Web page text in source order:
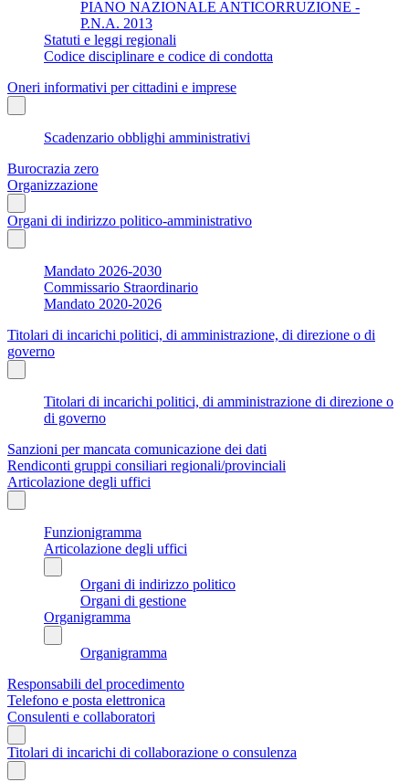
PIANO NAZIONALE ANTICORRUZIONE -
P.N.A. 2013
Statuti e leggi regionali
Codice disciplinare e codice di condotta
Oneri informativi per cittadini e imprese
Scadenzario obblighi amministrativi
Burocrazia zero
Organizzazione
Organi di indirizzo politico-amministrativo
Mandato 2026-2030
Commissario Straordinario
Mandato 2020-2026
Titolari di incarichi politici, di amministrazione, di direzione o di
governo
Titolari di incarichi politici, di amministrazione di direzione o
di governo
Sanzioni per mancata comunicazione dei dati
Rendiconti gruppi consiliari regionali/provinciali
Articolazione degli uffici
Funzionigramma
Articolazione degli uffici
Organi di indirizzo politico
Organi di gestione
Organigramma
Organigramma
Responsabili del procedimento
Telefono e posta elettronica
Consulenti e collaboratori
Titolari di incarichi di collaborazione o consulenza